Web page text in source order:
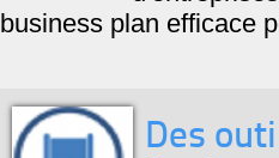
business plan efficace
Des